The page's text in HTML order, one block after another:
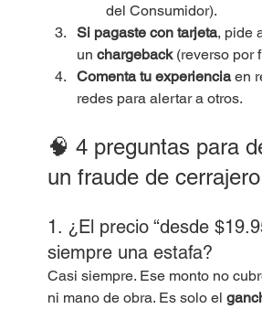
del Consumidor).
Si pagaste con tarjeta, pide
un chargeback (reverso por
Comenta tu experiencia en
redes para alertar a otros.
🧠 4 preguntas para
un fraude de cerrajero
1. ¿El precio “desde
siempre una estafa?
Casi siempre. Ese monto no
ni mano de obra. Es solo el